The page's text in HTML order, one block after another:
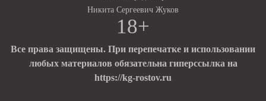
Никита Сергеевич Жуков
18+
Все права защищены. При перепечатке и использовании
любых материалов обязательна гиперссылка на
https://kg-rostov.ru